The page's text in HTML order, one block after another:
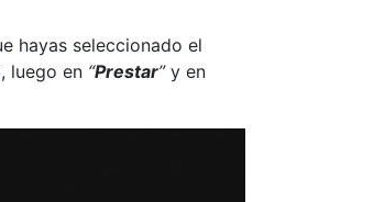
hayas seleccionado el
luego en “Prestar”y en